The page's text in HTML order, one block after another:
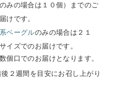
のみの場合は１０個）までのご
けです。
ベーグルのみの場合は２１
イズでのお届けです。
口でのお届けとなります。
２週間を目安にお召し上がり